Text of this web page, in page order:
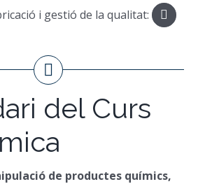
i gestió de la qualitat:
del Curs
de productes químics,